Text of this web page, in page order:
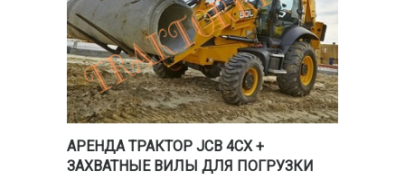
АРЕНДА ТРАКТОР JCB 4CX +
ЗАХВАТНЫЕ ВИЛЫ ДЛЯ ПОГРУЗКИ